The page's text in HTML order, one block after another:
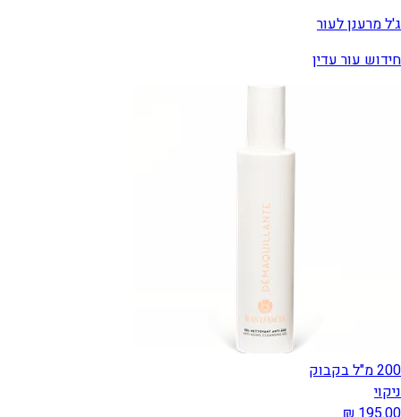
ג'ל מרענן לעור
חידוש עור עדין
200 מ"ל בקבוק
ניקוי